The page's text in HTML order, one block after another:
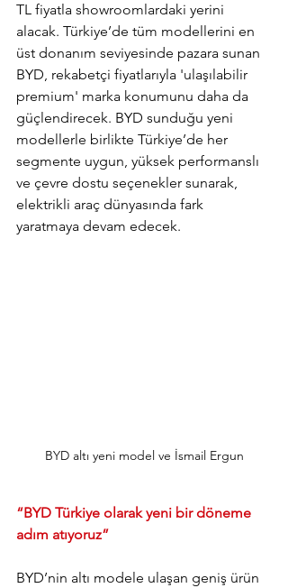
TL fiyatla showroomlardaki yerini
alacak. Türkiye’de tüm modellerini en
üst donanım seviyesinde pazara sunan
BYD, rekabetçi fiyatlarıyla 'ulaşılabilir
premium' marka konumunu daha da
güçlendirecek. BYD sunduğu yeni
modellerle birlikte Türkiye’de her
segmente uygun, yüksek performanslı
ve çevre dostu seçenekler sunarak,
elektrikli araç dünyasında fark
yaratmaya devam edecek.
BYD altı yeni model ve İsmail Ergun
“BYD Türkiye olarak yeni bir döneme
adım atıyoruz”
BYD’nin altı modele ulaşan geniş ürün